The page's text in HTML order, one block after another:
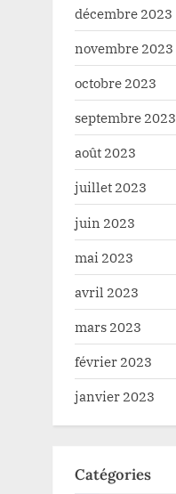
décembre 2023
novembre 2023
octobre 2023
septembre 2023
août 2023
juillet 2023
juin 2023
mai 2023
avril 2023
mars 2023
février 2023
janvier 2023
Catégories